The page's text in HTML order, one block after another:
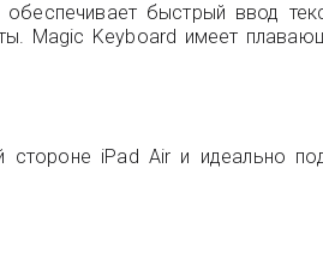
быстрый ввод
Magic Keyboard имеет
iPad Air и идеально